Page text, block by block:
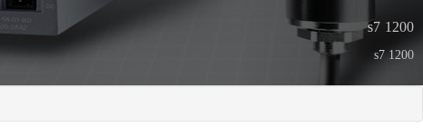
s7 1200
s7 1200